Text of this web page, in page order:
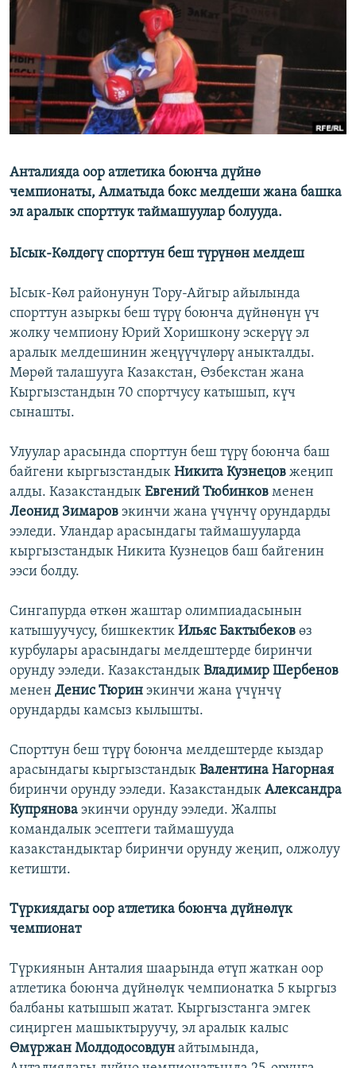
ЫҢГАЙСЫЗ СУРООЛОР
ЭЕ/АРнун бардык сайттары
Анталияда оор атлетика боюнча дүйнө
чемпионаты, Алматыда бокс мелдеши жана башка
эл аралык спорттук таймашуулар болууда.
Ысык-Көлдөгү спорттун беш түрүнөн мелдеш
Ысык-Көл районунун Тору-Айгыр айылында
спорттун азыркы беш түрү боюнча дүйнөнүн үч
жолку чемпиону Юрий Хоришкону эскерүү эл
аралык мелдешинин жеңүүчүлөрү аныкталды.
Мөрөй талашууга Казакстан, Өзбекстан жана
Кыргызстандын 70 спортчусу катышып, күч
сынашты.
Улуулар арасында спорттун беш түрү боюнча баш
байгени кыргызстандык Никита Кузнецов жеңип
алды. Казакстандык Евгений Тюбинков менен
Леонид Зимаров экинчи жана үчүнчү орундарды
ээледи. Уландар арасындагы таймашууларда
кыргызстандык Никита Кузнецов баш байгенин
ээси болду.
Сингапурда өткөн жаштар олимпиадасынын
катышуучусу, бишкектик Ильяс Бактыбеков өз
курбулары арасындагы мелдештерде биринчи
орунду ээледи. Казакстандык Владимир Шербенов
менен Денис Тюрин экинчи жана үчүнчү
орундарды камсыз кылышты.
Спорттун беш түрү боюнча мелдештерде кыздар
арасындагы кыргызстандык Валентина Нагорная
биринчи орунду ээледи. Казакстандык Александра
Купрянова экинчи орунду ээледи. Жалпы
командалык эсептеги таймашууда
казакстандыктар биринчи орунду жеңип, олжолуу
кетишти.
Түркиядагы оор атлетика боюнча дүйнөлүк
чемпионат
Түркиянын Анталия шаарында өтүп жаткан оор
атлетика боюнча дүйнөлүк чемпионатка 5 кыргыз
балбаны катышып жатат. Кыргызстанга эмгек
сиңирген машыктыруучу, эл аралык калыс
Өмүржан Молдодосовдун айтымында,